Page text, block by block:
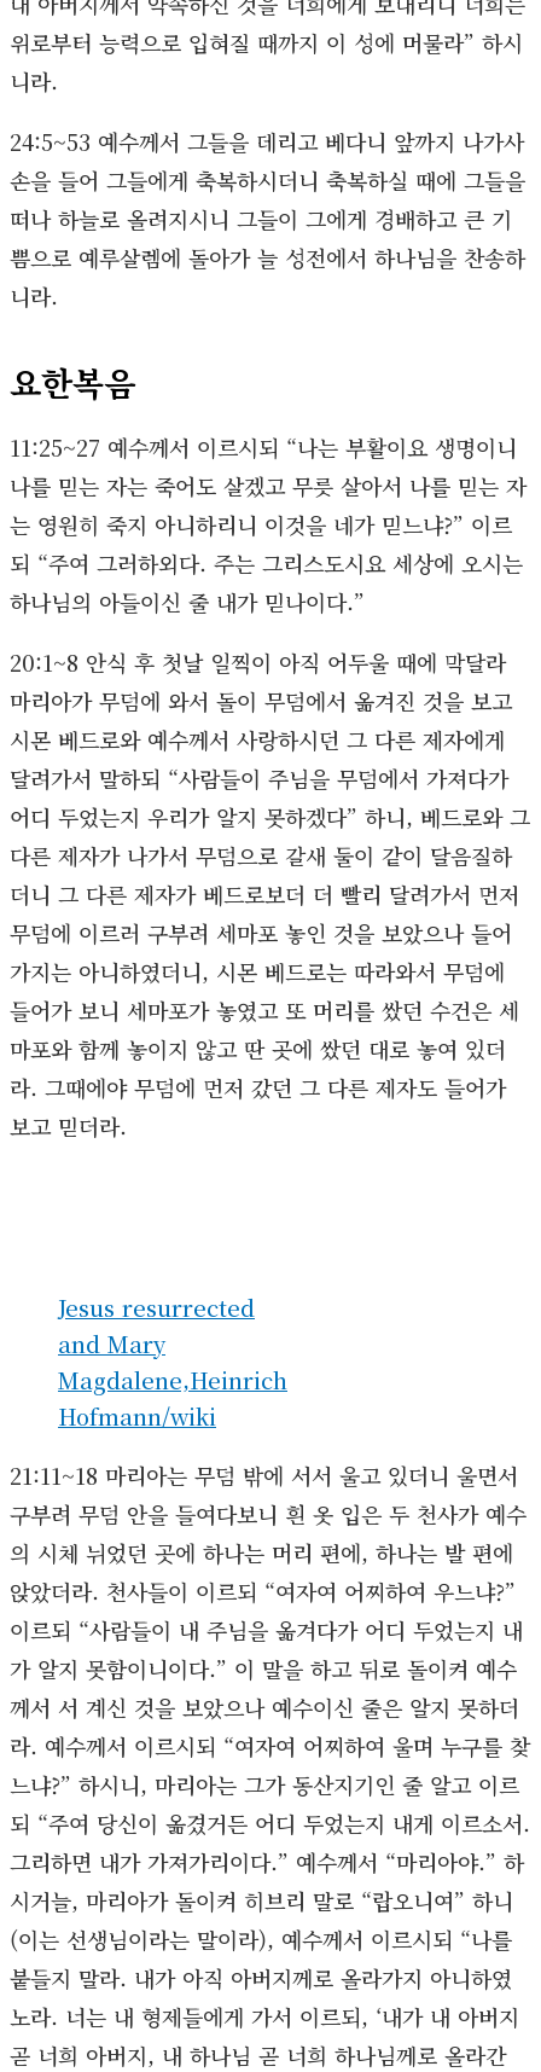
위로부터 능력으로 입혀질 때까지 이 성에 머물라” 하시
니라.
24:5~53 예수께서 그들을 데리고 베다니 앞까지 나가사
손을 들어 그들에게 축복하시더니 축복하실 때에 그들을
떠나 하늘로 올려지시니 그들이 그에게 경배하고 큰 기
쁨으로 예루살렘에 돌아가 늘 성전에서 하나님을 찬송하
니라.
요한복음
11:25~27 예수께서 이르시되 “나는 부활이요 생명이니
나를 믿는 자는 죽어도 살겠고 무릇 살아서 나를 믿는 자
는 영원히 죽지 아니하리니 이것을 네가 믿느냐?” 이르
되 “주여 그러하외다. 주는 그리스도시요 세상에 오시는
하나님의 아들이신 줄 내가 믿나이다.”
20:1~8 안식 후 첫날 일찍이 아직 어두울 때에 막달라
마리아가 무덤에 와서 돌이 무덤에서 옮겨진 것을 보고
시몬 베드로와 예수께서 사랑하시던 그 다른 제자에게
달려가서 말하되 “사람들이 주님을 무덤에서 가져다가
어디 두었는지 우리가 알지 못하겠다” 하니, 베드로와 그
다른 제자가 나가서 무덤으로 갈새 둘이 같이 달음질하
더니 그 다른 제자가 베드로보더 더 빨리 달려가서 먼저
무덤에 이르러 구부려 세마포 놓인 것을 보았으나 들어
가지는 아니하였더니, 시몬 베드로는 따라와서 무덤에
들어가 보니 세마포가 놓였고 또 머리를 쌌던 수건은 세
마포와 함께 놓이지 않고 딴 곳에 쌌던 대로 놓여 있더
라. 그때에야 무덤에 먼저 갔던 그 다른 제자도 들어가
보고 믿더라.
Jesus resurrected
and Mary
Magdalene,Heinrich
Hofmann/wiki
21:11~18 마리아는 무덤 밖에 서서 울고 있더니 울면서
구부려 무덤 안을 들여다보니 흰 옷 입은 두 천사가 예수
의 시체 뉘었던 곳에 하나는 머리 편에, 하나는 발 편에
앉았더라. 천사들이 이르되 “여자여 어찌하여 우느냐?”
이르되 “사람들이 내 주님을 옮겨다가 어디 두었는지 내
가 알지 못함이니이다.” 이 말을 하고 뒤로 돌이켜 예수
께서 서 계신 것을 보았으나 예수이신 줄은 알지 못하더
라. 예수께서 이르시되 “여자여 어찌하여 울며 누구를 찾
느냐?” 하시니, 마리아는 그가 동산지기인 줄 알고 이르
되 “주여 당신이 옮겼거든 어디 두었는지 내게 이르소서.
그리하면 내가 가져가리이다.” 예수께서 “마리아야.” 하
시거늘, 마리아가 돌이켜 히브리 말로 “랍오니여” 하니
(이는 선생님이라는 말이라), 예수께서 이르시되 “나를
붙들지 말라. 내가 아직 아버지께로 올라가지 아니하였
노라. 너는 내 형제들에게 가서 이르되, ‘내가 내 아버지
곧 너희 아버지, 내 하나님 곧 너희 하나님께로 올라간